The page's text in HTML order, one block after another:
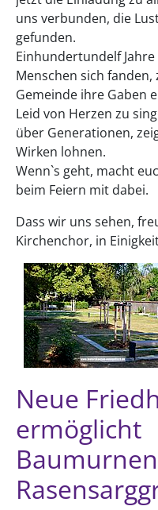
uns verbunden, die
gefunden.
Einhundertundelf
Menschen sich
Gemeinde ihre Gaben
Leid von Herzen zu
über Generationen,
Wirken lohnen.
Wenn`s geht, macht
beim Feiern mit dabei.
Dass wir uns sehen,
Kirchenchor, in
Neue
ermöglicht